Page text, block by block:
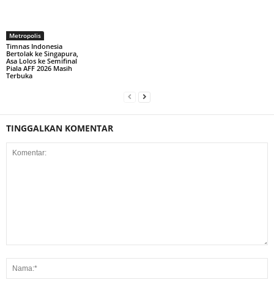
Metropolis
Timnas Indonesia
Bertolak ke Singapura,
Asa Lolos ke Semifinal
Piala AFF 2026 Masih
Terbuka
TINGGALKAN KOMENTAR